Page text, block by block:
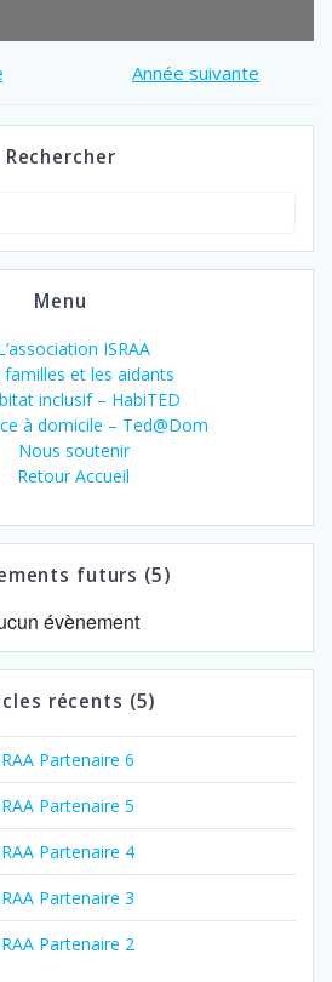
Année suivante
Rechercher
:
Menu
ISRAA
familles et les aidants
inclusif – HabiTED
à domicile – Ted@Dom
Nous soutenir
Retour Accueil
futurs (5)
évènement
récents (5)
Partenaire 6
Partenaire 5
Partenaire 4
Partenaire 3
Partenaire 2